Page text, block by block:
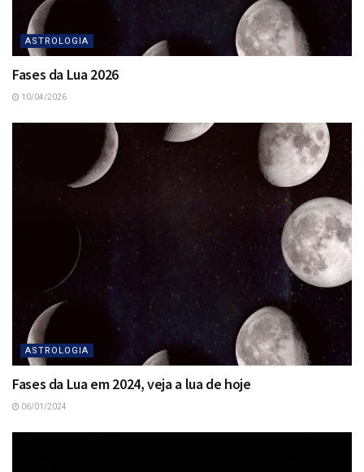
ASTROLOGIA
Fases da Lua 2026
10/04/2026
ASTROLOGIA
Fases da Lua em 2024, veja a lua de hoje
06/01/2024